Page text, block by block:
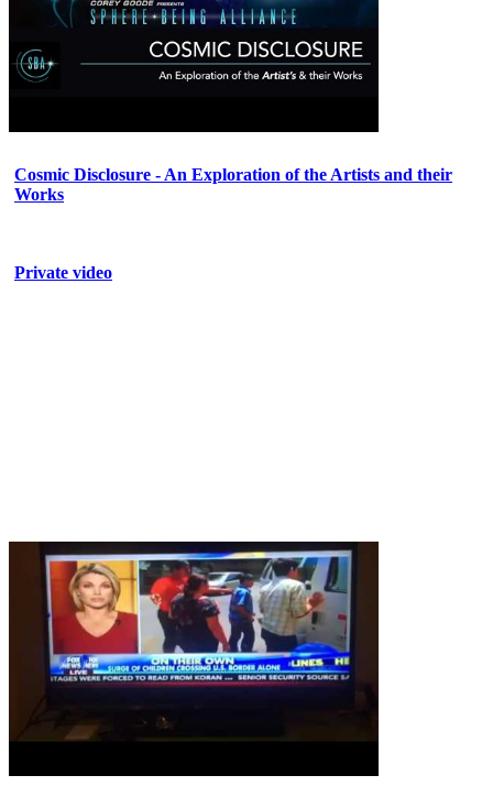
Cosmic Disclosure - An Exploration of the Artists and their
Works
Private video